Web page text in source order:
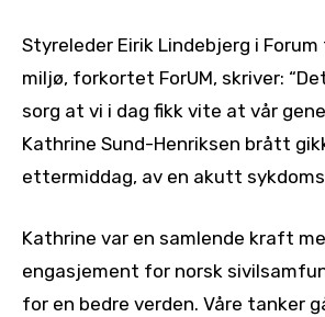
Styreleder Eirik Lindebjerg i
miljø, forkortet ForUM, skriver:
sorg at vi i dag fikk vite at vår
Kathrine Sund-Henriksen brått
ettermiddag, av en akutt
Kathrine var en samlende kraft
engasjement for norsk
for en bedre verden. Våre tanker